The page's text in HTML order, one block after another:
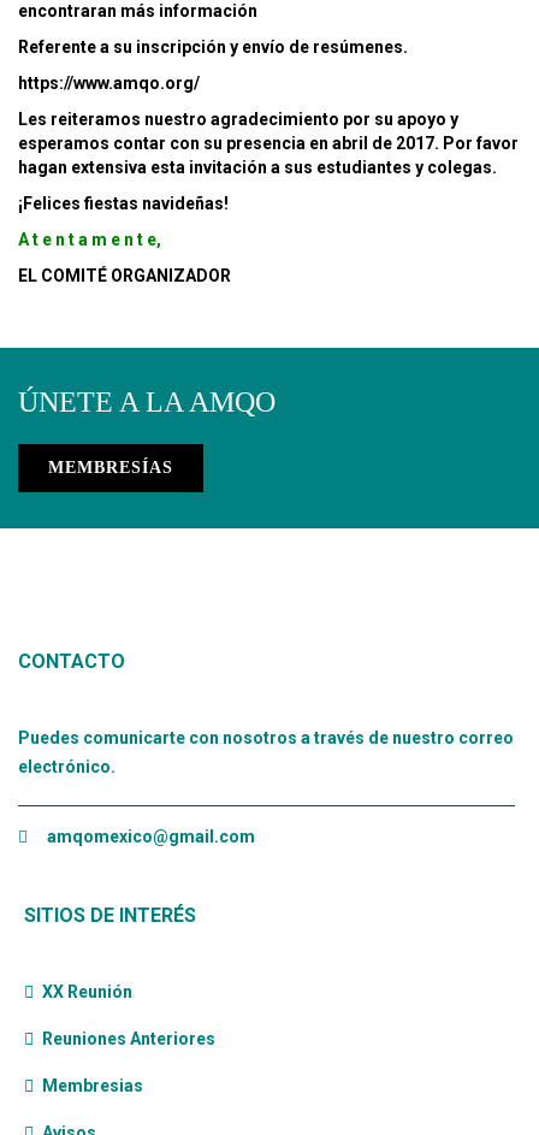
encontraran más información
Referente a su inscripción y envío de resúmenes.
https://www.amqo.org/
Les reiteramos nuestro agradecimiento por su apoyo y
esperamos contar con su presencia en abril de 2017. Por favor
hagan extensiva esta invitación a sus estudiantes y colegas.
¡Felices fiestas navideñas!
A t e n t a m e n t e,
EL COMITÉ ORGANIZADOR
ÚNETE A LA AMQO
MEMBRESÍAS
CONTACTO
Puedes comunicarte con nosotros a través de nuestro correo
electrónico.
amqomexico@gmail.com
SITIOS DE INTERÉS
XX Reunión
Reuniones Anteriores
Membresias